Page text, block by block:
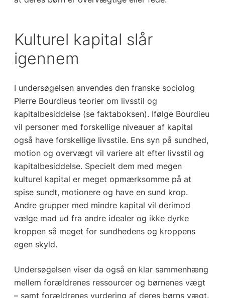
Kulturel kapital slår
igennem
I undersøgelsen anvendes den franske sociolog
Pierre Bourdieus teorier om livsstil og
kapitalbesiddelse (se faktaboksen). Ifølge Bourdieu
vil personer med forskellige niveauer af kapital
også have forskellige livsstile. Ens syn på sundhed,
motion og overvægt vil variere alt efter livsstil og
kapitalbesiddelse. Specielt dem med megen
kulturel kapital er meget opmærksomme på at
spise sundt, motionere og have en sund krop.
Andre grupper med mindre kapital vil derimod
vælge mad ud fra andre idealer og ikke dyrke
kroppen så meget for sundhedens og kroppens
egen skyld.
Undersøgelsen viser da også en klar sammenhæng
mellem forældrenes ressourcer og børnenes vægt
– samt forældrenes vurdering af deres børns vægt.